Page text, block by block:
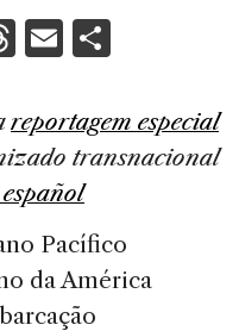
T
re
a
d
s
E
ai
l
ar
e
reportagem especial
transnacional
Pacífico
da América